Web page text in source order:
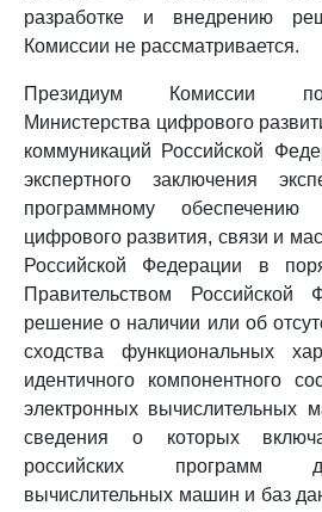
разработке и внедрению
Комиссии не рассматривается.
Президиум Комиссии
Министерства цифрового
коммуникаций Российской
экспертного заключения
программному обеспечению
цифрового развития, связи и
Российской Федерации в
Правительством Российской
решение о наличии или об
сходства функциональных
идентичного компонентного
электронных вычислительных
сведения о которых
российских программ
вычислительных машин и баз